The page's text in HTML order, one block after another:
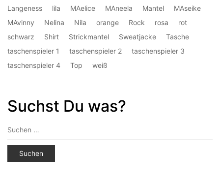
Langeness
lila MAelice MAneela Mantel
MAseike
MAvinny
Nelina Nila orange Rock rosa
rot
schwarz
Shirt Strickmantel Sweatjacke
Tasche
taschenspieler 1
taschenspieler 2
taschenspieler 3
taschenspieler 4
Top weiß
Suchst Du was?
Suchen